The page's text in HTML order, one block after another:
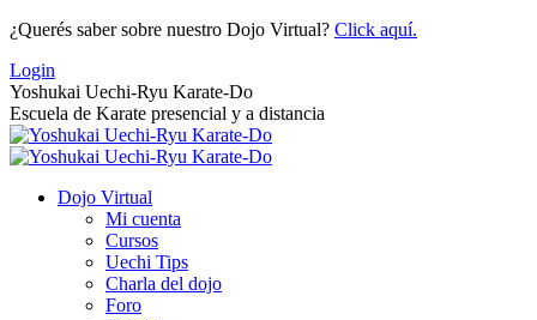
Saltar
contenido
¿Querés saber sobre nuestro Dojo Virtual? Click aquí.
Login
Yoshukai Uechi-Ryu Karate-Do
Escuela de Karate presencial y a distancia
Dojo Virtual
Mi cuenta
Cursos
Uechi Tips
Charla del dojo
Foro